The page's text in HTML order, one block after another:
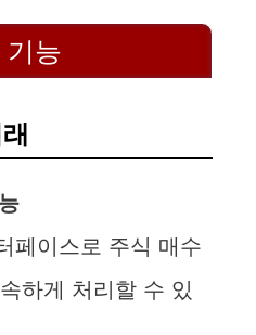
기능
페이스로 주식 매수
하게 처리할 수 있